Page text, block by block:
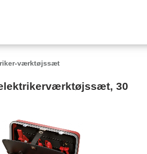
værktøjssæt
30